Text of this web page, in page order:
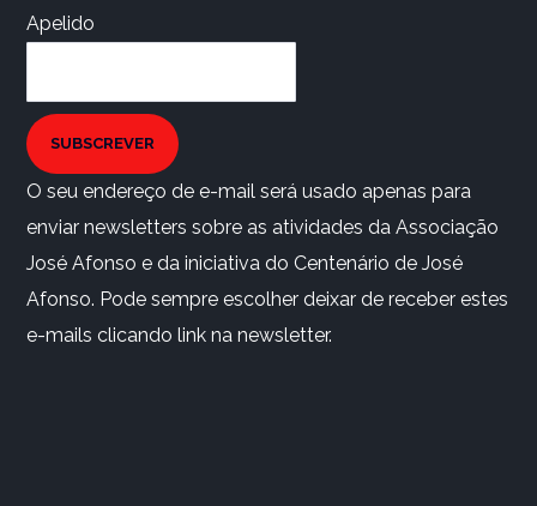
Apelido
SUBSCREVER
O seu endereço de e-mail será usado apenas para
enviar newsletters sobre as atividades da Associação
José Afonso e da iniciativa do Centenário de José
Afonso. Pode sempre escolher deixar de receber estes
e-mails clicando link na newsletter.